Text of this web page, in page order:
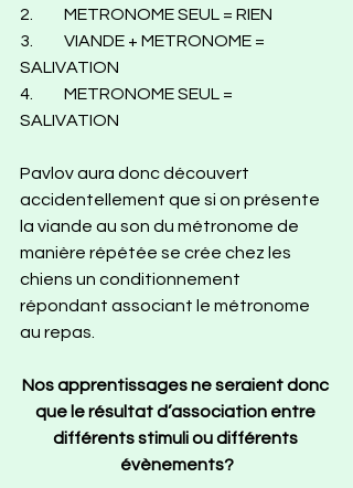
2.	METRONOME SEUL = RIEN
3.	VIANDE + METRONOME =
SALIVATION
4.	METRONOME SEUL =
SALIVATION
Pavlov aura donc découvert
accidentellement que si on présente
la viande au son du métronome de
manière répétée se crée chez les
chiens un conditionnement
répondant associant le métronome
au repas.
Nos apprentissages ne seraient donc
que le résultat d’association entre
différents stimuli ou différents
évènements?